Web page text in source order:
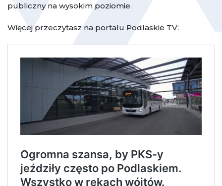
publiczny na wysokim poziomie.
Więcej przeczytasz na portalu Podlaskie TV: